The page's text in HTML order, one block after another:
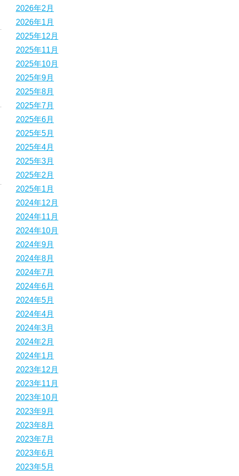
2026年2月
2026年1月
2025年12月
2025年11月
2025年10月
2025年9月
2025年8月
2025年7月
2025年6月
2025年5月
2025年4月
2025年3月
2025年2月
2025年1月
2024年12月
2024年11月
2024年10月
2024年9月
2024年8月
2024年7月
2024年6月
2024年5月
2024年4月
2024年3月
2024年2月
2024年1月
2023年12月
2023年11月
2023年10月
2023年9月
2023年8月
2023年7月
2023年6月
2023年5月